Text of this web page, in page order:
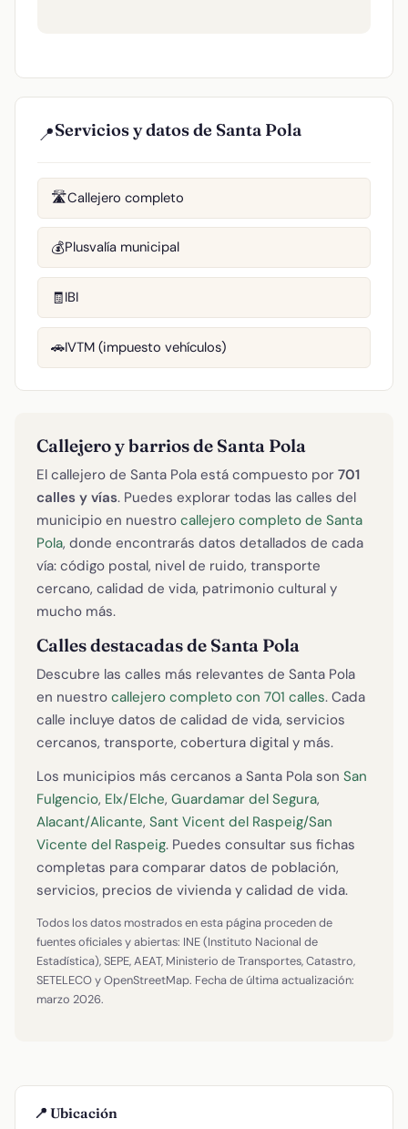
📍Servicios y datos de Santa Pola
🛣️Callejero completo
💰Plusvalía municipal
🧾IBI
🚗IVTM (impuesto vehículos)
Callejero y barrios de Santa Pola
El callejero de Santa Pola está compuesto por 701
calles y vías. Puedes explorar todas las calles del
municipio en nuestro callejero completo de Santa
Pola, donde encontrarás datos detallados de cada
vía: código postal, nivel de ruido, transporte
cercano, calidad de vida, patrimonio cultural y
mucho más.
Calles destacadas de Santa Pola
Descubre las calles más relevantes de Santa Pola
en nuestro callejero completo con 701 calles. Cada
calle incluye datos de calidad de vida, servicios
cercanos, transporte, cobertura digital y más.
Los municipios más cercanos a Santa Pola son San
Fulgencio, Elx/Elche, Guardamar del Segura,
Alacant/Alicante, Sant Vicent del Raspeig/San
Vicente del Raspeig. Puedes consultar sus fichas
completas para comparar datos de población,
servicios, precios de vivienda y calidad de vida.
Todos los datos mostrados en esta página proceden de
fuentes oficiales y abiertas: INE (Instituto Nacional de
Estadística), SEPE, AEAT, Ministerio de Transportes, Catastro,
SETELECO y OpenStreetMap. Fecha de última actualización:
marzo 2026.
📍 Ubicación